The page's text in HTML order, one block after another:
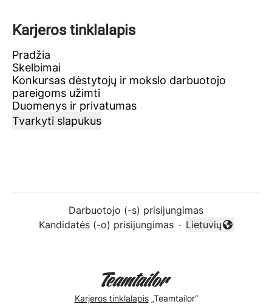
Karjeros tinklalapis
Pradžia
Skelbimai
Konkursas dėstytojų ir mokslo darbuotojo
pareigoms užimti
Duomenys ir privatumas
Tvarkyti slapukus
Darbuotojo (-s) prisijungimas
Kandidatės (-o) prisijungimas ·
Keisti kalbą
Lietuvių
Karjeros tinklalapis„Teamtailor“